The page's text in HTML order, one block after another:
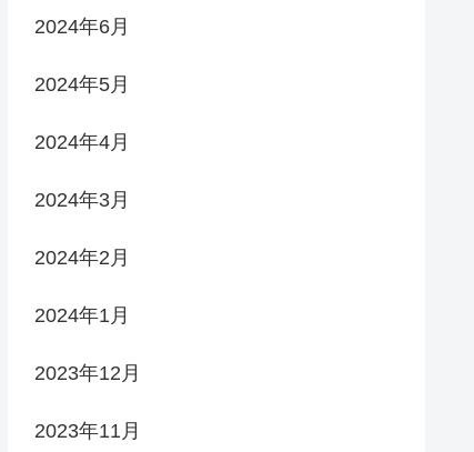
2024年6月
2024年5月
2024年4月
2024年3月
2024年2月
2024年1月
2023年12月
2023年11月